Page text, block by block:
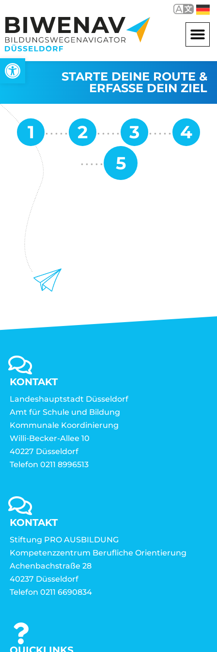
Open toolbar
STARTE DEINE ROUTE &
ERFASSE DEIN ZIEL
KONTAKT
Landeshauptstadt Düsseldorf
Amt für Schule und Bildung
Kommunale Koordinierung
Willi-Becker-Allee 10
40227 Düsseldorf
Telefon 0211 8996513
KONTAKT
Stiftung PRO AUSBILDUNG
Kompetenzzentrum Berufliche Orientierung
Achenbachstraße 28
40237 Düsseldorf
Telefon 0211 6690834